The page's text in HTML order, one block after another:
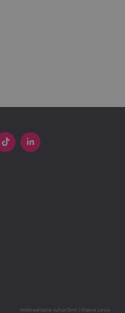
Webrealisatie Julius Smit | Maeve Levie